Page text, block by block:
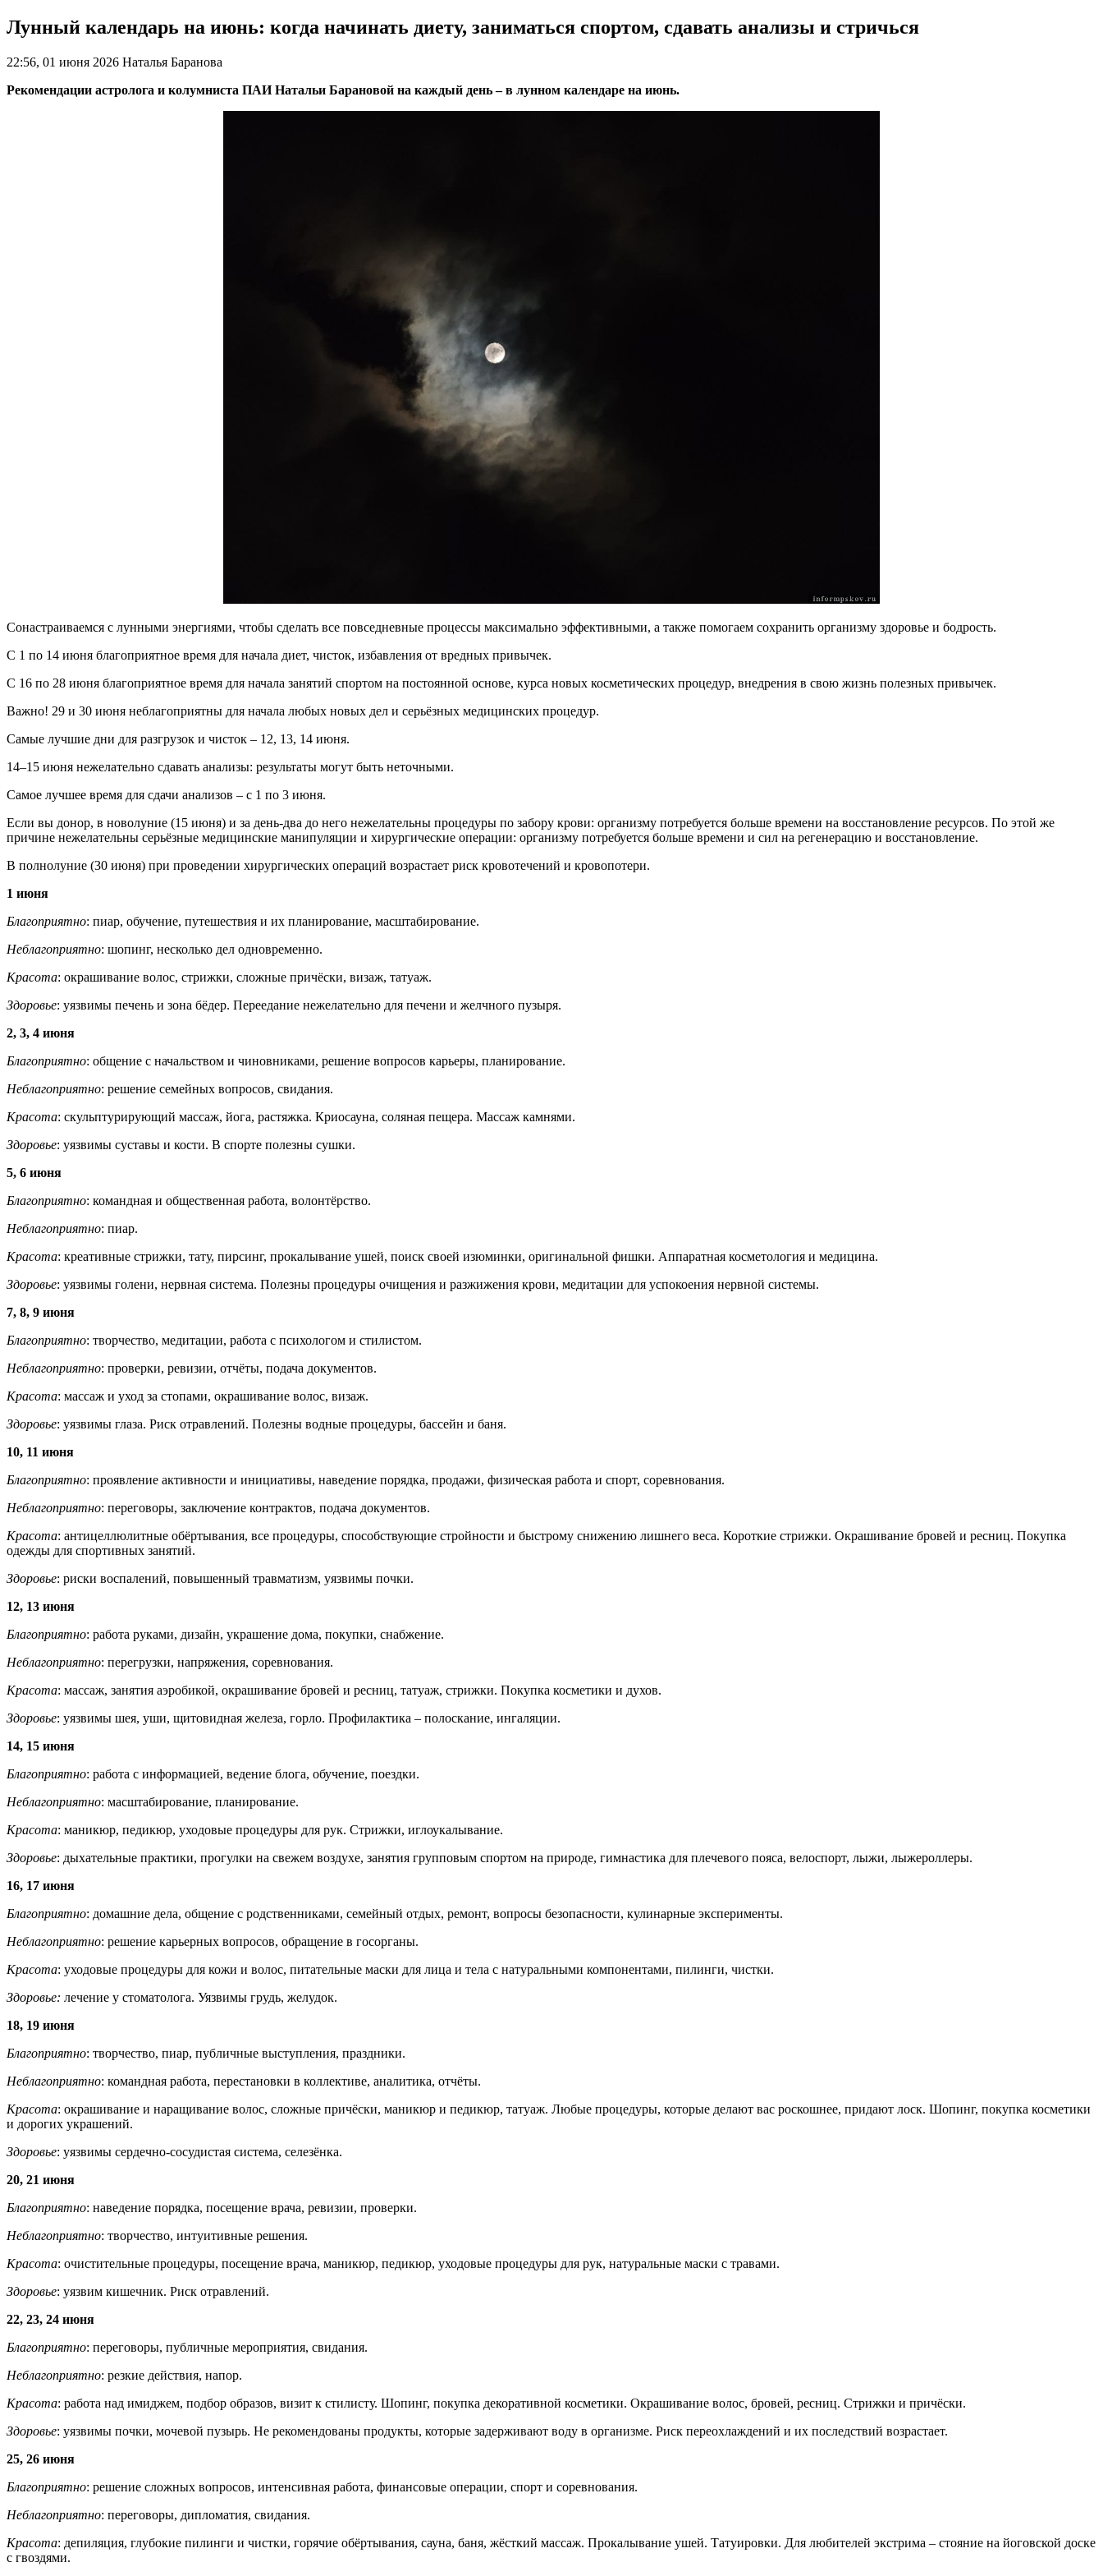
Лунный календарь на июнь: когда начинать диету, заниматься спортом, сдавать анализы и стричься
22:56, 01 июня 2026 Наталья Баранова
Рекомендации астролога и колумниста ПАИ Натальи Барановой на каждый день – в лунном календаре на июнь.
Сонастраиваемся с лунными энергиями, чтобы сделать все повседневные процессы максимально эффективными, а также помогаем сохранить организму здоровье и бодрость.
С 1 по 14 июня благоприятное время для начала диет, чисток, избавления от вредных привычек.
С 16 по 28 июня благоприятное время для начала занятий спортом на постоянной основе, курса новых косметических процедур, внедрения в свою жизнь полезных привычек.
Важно! 29 и 30 июня неблагоприятны для начала любых новых дел и серьёзных медицинских процедур.
Самые лучшие дни для разгрузок и чисток – 12, 13, 14 июня.
14–15 июня нежелательно сдавать анализы: результаты могут быть неточными.
Самое лучшее время для сдачи анализов – с 1 по 3 июня.
Если вы донор, в новолуние (15 июня) и за день-два до него нежелательны процедуры по забору крови: организму потребуется больше времени на восстановление ресурсов. По этой же
причине нежелательны серьёзные медицинские манипуляции и хирургические операции: организму потребуется больше времени и сил на регенерацию и восстановление.
В полнолуние (30 июня) при проведении хирургических операций возрастает риск кровотечений и кровопотери.
1 июня
Благоприятно: пиар, обучение, путешествия и их планирование, масштабирование.
Неблагоприятно: шопинг, несколько дел одновременно.
Красота: окрашивание волос, стрижки, сложные причёски, визаж, татуаж.
Здоровье: уязвимы печень и зона бёдер. Переедание нежелательно для печени и желчного пузыря.
2, 3, 4 июня
Благоприятно: общение с начальством и чиновниками, решение вопросов карьеры, планирование.
Неблагоприятно: решение семейных вопросов, свидания.
Красота: скульптурирующий массаж, йога, растяжка. Криосауна, соляная пещера. Массаж камнями.
Здоровье: уязвимы суставы и кости. В спорте полезны сушки.
5, 6 июня
Благоприятно: командная и общественная работа, волонтёрство.
Неблагоприятно: пиар.
Красота: креативные стрижки, тату, пирсинг, прокалывание ушей, поиск своей изюминки, оригинальной фишки. Аппаратная косметология и медицина.
Здоровье: уязвимы голени, нервная система. Полезны процедуры очищения и разжижения крови, медитации для успокоения нервной системы.
7, 8, 9 июня
Благоприятно: творчество, медитации, работа с психологом и стилистом.
Неблагоприятно: проверки, ревизии, отчёты, подача документов.
Красота: массаж и уход за стопами, окрашивание волос, визаж.
Здоровье: уязвимы глаза. Риск отравлений. Полезны водные процедуры, бассейн и баня.
10, 11 июня
Благоприятно: проявление активности и инициативы, наведение порядка, продажи, физическая работа и спорт, соревнования.
Неблагоприятно: переговоры, заключение контрактов, подача документов.
Красота: антицеллюлитные обёртывания, все процедуры, способствующие стройности и быстрому снижению лишнего веса. Короткие стрижки. Окрашивание бровей и ресниц. Покупка
одежды для спортивных занятий.
Здоровье: риски воспалений, повышенный травматизм, уязвимы почки.
12, 13 июня
Благоприятно: работа руками, дизайн, украшение дома, покупки, снабжение.
Неблагоприятно: перегрузки, напряжения, соревнования.
Красота: массаж, занятия аэробикой, окрашивание бровей и ресниц, татуаж, стрижки. Покупка косметики и духов.
Здоровье: уязвимы шея, уши, щитовидная железа, горло. Профилактика – полоскание, ингаляции.
14, 15 июня
Благоприятно: работа с информацией, ведение блога, обучение, поездки.
Неблагоприятно: масштабирование, планирование.
Красота: маникюр, педикюр, уходовые процедуры для рук. Стрижки, иглоукалывание.
Здоровье: дыхательные практики, прогулки на свежем воздухе, занятия групповым спортом на природе, гимнастика для плечевого пояса, велоспорт, лыжи, лыжероллеры.
16, 17 июня
Благоприятно: домашние дела, общение с родственниками, семейный отдых, ремонт, вопросы безопасности, кулинарные эксперименты.
Неблагоприятно: решение карьерных вопросов, обращение в госорганы.
Красота: уходовые процедуры для кожи и волос, питательные маски для лица и тела с натуральными компонентами, пилинги, чистки.
Здоровье: лечение у стоматолога. Уязвимы грудь, желудок.
18, 19 июня
Благоприятно: творчество, пиар, публичные выступления, праздники.
Неблагоприятно: командная работа, перестановки в коллективе, аналитика, отчёты.
Красота: окрашивание и наращивание волос, сложные причёски, маникюр и педикюр, татуаж. Любые процедуры, которые делают вас роскошнее, придают лоск. Шопинг, покупка косметики
и дорогих украшений.
Здоровье: уязвимы сердечно-сосудистая система, селезёнка.
20, 21 июня
Благоприятно: наведение порядка, посещение врача, ревизии, проверки.
Неблагоприятно: творчество, интуитивные решения.
Красота: очистительные процедуры, посещение врача, маникюр, педикюр, уходовые процедуры для рук, натуральные маски с травами.
Здоровье: уязвим кишечник. Риск отравлений.
22, 23, 24 июня
Благоприятно: переговоры, публичные мероприятия, свидания.
Неблагоприятно: резкие действия, напор.
Красота: работа над имиджем, подбор образов, визит к стилисту. Шопинг, покупка декоративной косметики. Окрашивание волос, бровей, ресниц. Стрижки и причёски.
Здоровье: уязвимы почки, мочевой пузырь. Не рекомендованы продукты, которые задерживают воду в организме. Риск переохлаждений и их последствий возрастает.
25, 26 июня
Благоприятно: решение сложных вопросов, интенсивная работа, финансовые операции, спорт и соревнования.
Неблагоприятно: переговоры, дипломатия, свидания.
Красота: депиляция, глубокие пилинги и чистки, горячие обёртывания, сауна, баня, жёсткий массаж. Прокалывание ушей. Татуировки. Для любителей экстрима – стояние на йоговской доске
с гвоздями.